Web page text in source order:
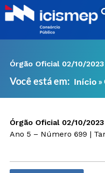
Ir
para
Órgão Oficial 02/10/2023
Você está em: Início »
Órgão Oficial 02/10/2023
Ano 5 – Número 699 |